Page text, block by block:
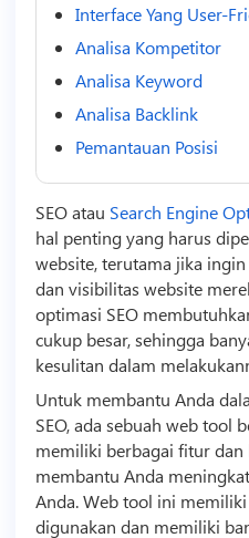
Interface Yang User-
Analisa Kompetitor
Analisa Keyword
Analisa Backlink
Pemantauan Posisi
SEO atau Search Engine
hal penting yang harus
website, terutama jika
dan visibilitas website
optimasi SEO
cukup besar, sehingga
kesulitan dalam
Untuk membantu Anda
SEO, ada sebuah web tool
memiliki berbagai fitur
membantu Anda
Anda. Web tool ini
digunakan dan memiliki